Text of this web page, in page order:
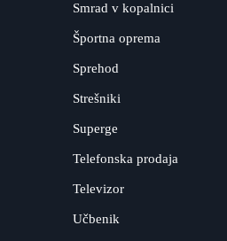
Smrad v kopalnici
Športna oprema
Sprehod
Strešniki
Superge
Telefonska prodaja
Televizor
Učbenik